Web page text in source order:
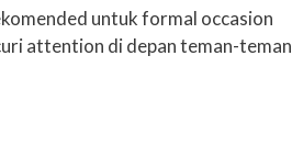
untuk formal occasion
attention di depan teman-teman